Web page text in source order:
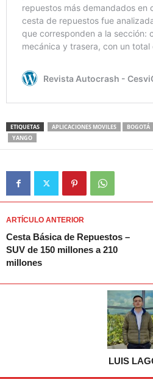
ETIQUETAS APLICACIONES MOVILES BOGOTÁ
YANGO
ARTÍCULO ANTERIOR
Cesta Básica de Repuestos –
SUV de 150 millones a 210
millones
LUIS